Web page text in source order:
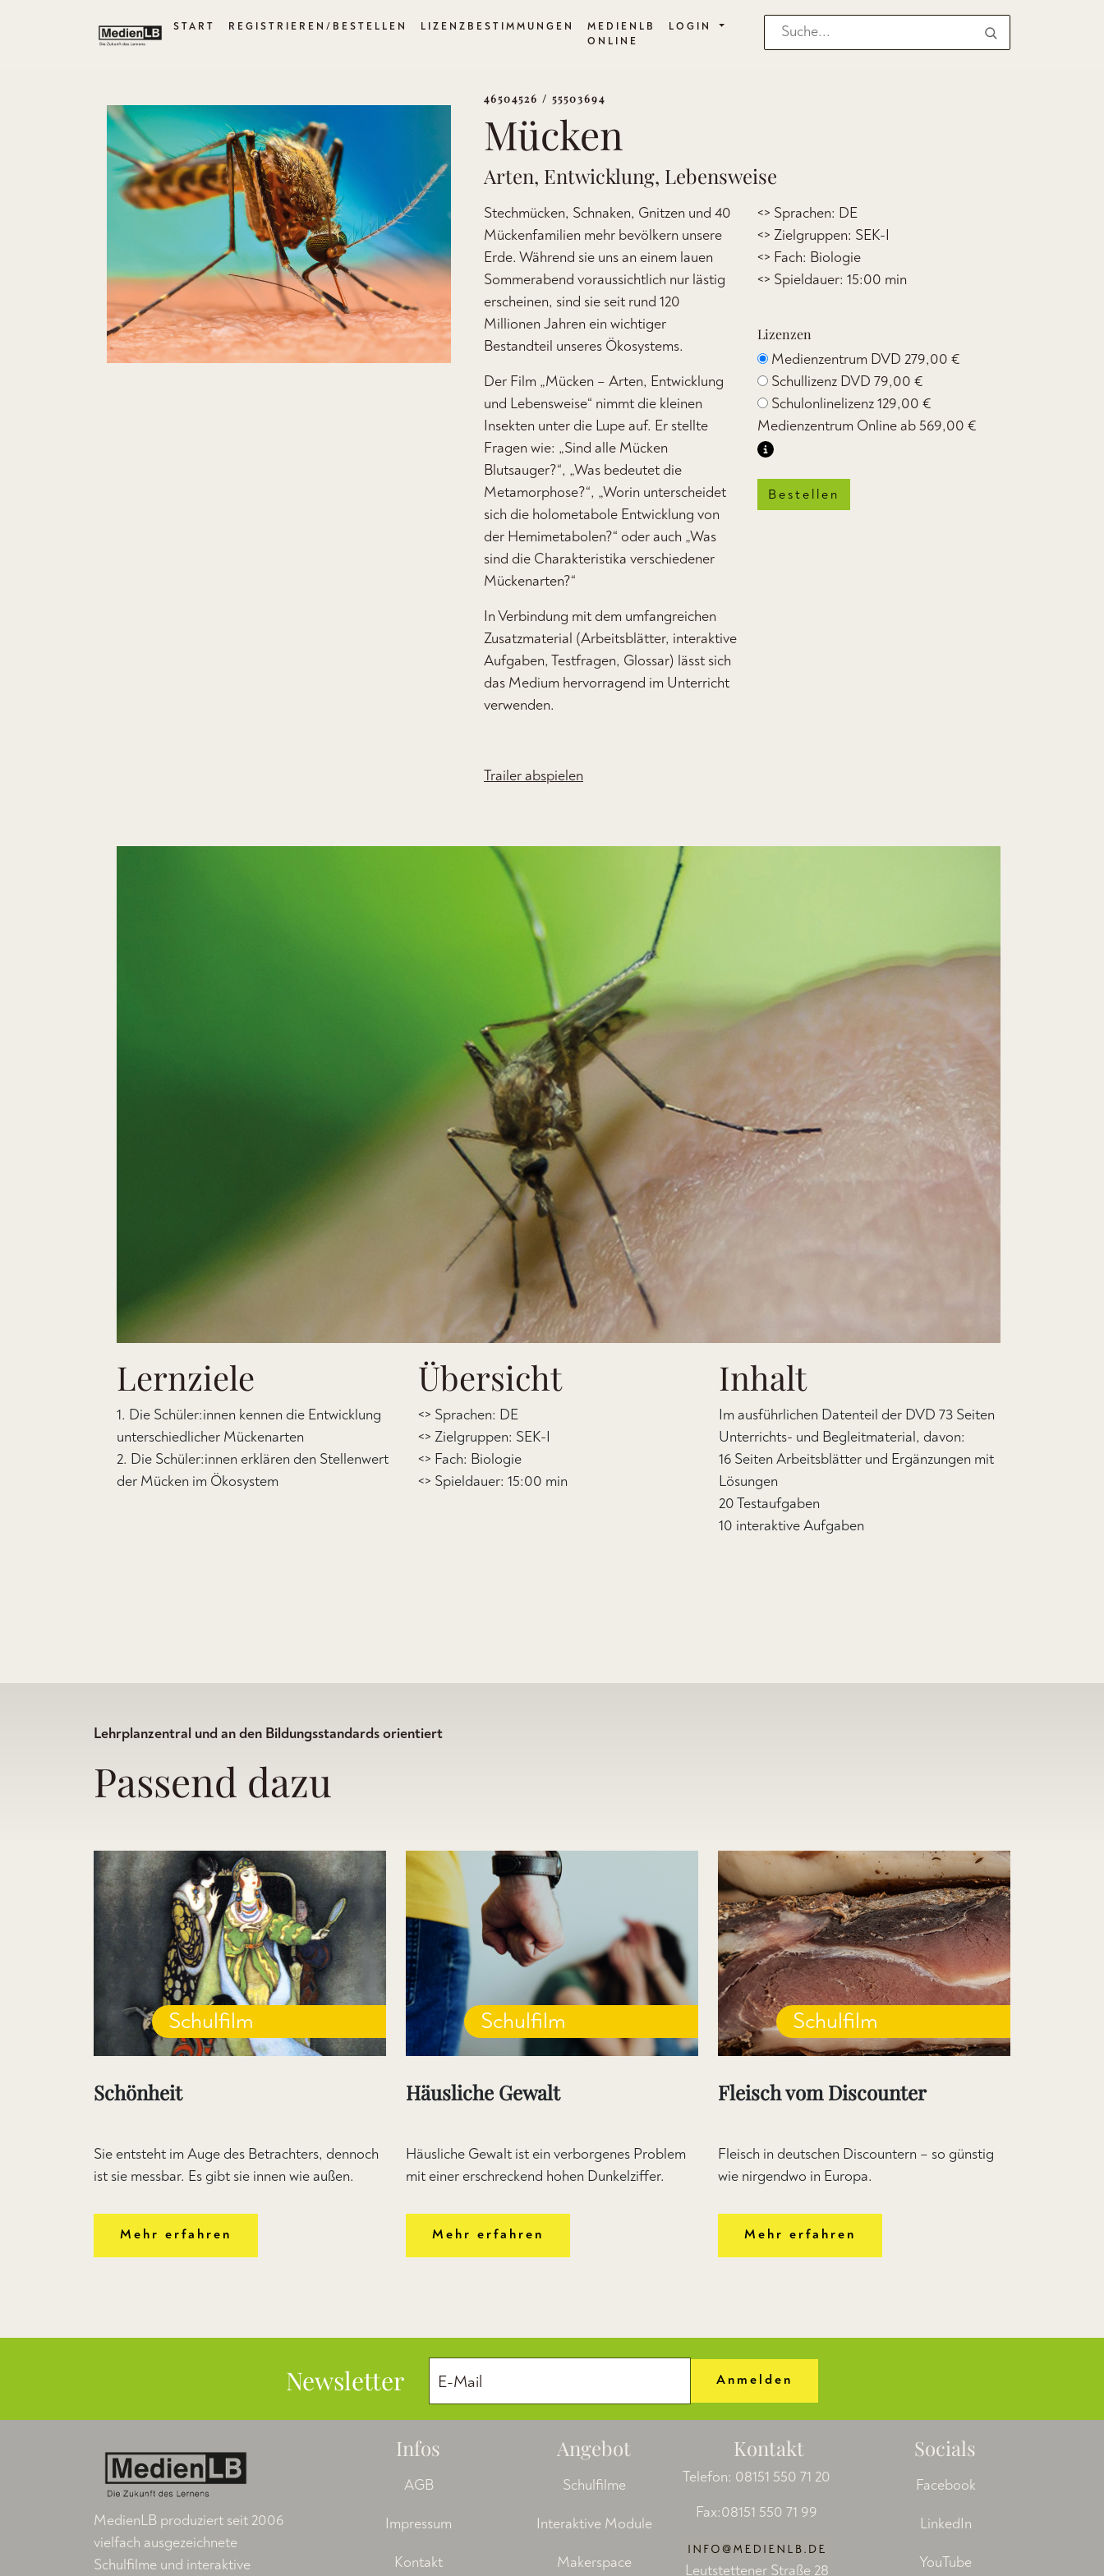
START REGISTRIEREN/BESTELLEN LIZENZBESTIMMUNGEN
MEDIENLB
ONLINE
LOGIN
46504526 / 55503694
Mücken
Arten, Entwicklung, Lebensweise
Stechmücken, Schnaken, Gnitzen und 40
Mückenfamilien mehr bevölkern unsere
Erde. Während sie uns an einem lauen
Sommerabend voraussichtlich nur lästig
erscheinen, sind sie seit rund 120
Millionen Jahren ein wichtiger
Bestandteil unseres Ökosystems.
Der Film „Mücken – Arten, Entwicklung
und Lebensweise“ nimmt die kleinen
Insekten unter die Lupe auf. Er stellte
Fragen wie: „Sind alle Mücken
Blutsauger?“, „Was bedeutet die
Metamorphose?“, „Worin unterscheidet
sich die holometabole Entwicklung von
der Hemimetabolen?“ oder auch „Was
sind die Charakteristika verschiedener
Mückenarten?“
In Verbindung mit dem umfangreichen
Zusatzmaterial (Arbeitsblätter, interaktive
Aufgaben, Testfragen, Glossar) lässt sich
das Medium hervorragend im Unterricht
verwenden.
Trailer abspielen
<> Sprachen: DE
<> Zielgruppen: SEK-I
<> Fach: Biologie
<> Spieldauer: 15:00 min
Lizenzen
Medienzentrum DVD 279,00 €
Schullizenz DVD 79,00 €
Schulonlinelizenz129,00 €
Medienzentrum Online ab569,00 €
Bestellen
Lernziele
1. Die Schüler:innen kennen die Entwicklung
unterschiedlicher Mückenarten
2. Die Schüler:innen erklären den Stellenwert
der Mücken im Ökosystem
Übersicht
<> Sprachen: DE
<> Zielgruppen: SEK-I
<> Fach: Biologie
<> Spieldauer: 15:00 min
Inhalt
Im ausführlichen Datenteil der DVD 73 Seiten
Unterrichts- und Begleitmaterial, davon:
16 Seiten Arbeitsblätter und Ergänzungen mit
Lösungen
20 Testaufgaben
10 interaktive Aufgaben
Lehrplanzentral und an den Bildungsstandards orientiert
Passend dazu
Schulfilm
Schönheit
Sie entsteht im Auge des Betrachters, dennoch
ist sie messbar. Es gibt sie innen wie außen.
Mehr erfahren
Schulfilm
Häusliche Gewalt
Häusliche Gewalt ist ein verborgenes Problem
mit einer erschreckend hohen Dunkelziffer.
Mehr erfahren
Schulfilm
Fleisch vom Discounter
Fleisch in deutschen Discountern – so günstig
wie nirgendwo in Europa.
Mehr erfahren
Newsletter Anmelden
MedienLB produziert seit 2006
vielfach ausgezeichnete
Schulfilme und interaktive
Infos
AGB
Impressum
Kontakt
Angebot
Schulfilme
Interaktive Module
Makerspace
Kontakt
Telefon: 08151 550 71 20
Fax:08151 550 71 99
Leutstettener Straße 28
Socials
Facebook
LinkedIn
YouTube